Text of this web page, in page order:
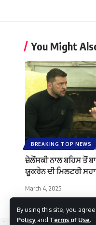
By using this site, you
Policy and Terms of Use.
You Might
BREAKING TOP NEWS
ਜ਼ੇਲੇਂਸਕੀ ਨਾਲ ਬਹਿਸ ਤੋਂ
ਯੂਕਰੇਨ ਦੀ ਮਿਲਟਰੀ
March 4, 2025